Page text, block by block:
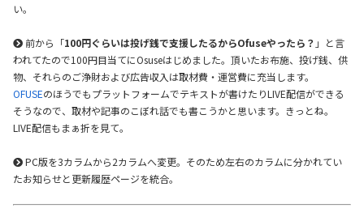
い。
前から「100円ぐらいは投げ銭で支援したるからOfuseやったら？ 」と言
われてたので100円目当てにOsuseはじめました。頂いたお布施、投げ銭、供
物、それらのご浄財および広告収入は取材費・運営費に充当します。
OFUSEのほうでもプラットフォームでテキストが書けたりLIVE配信ができる
そうなので、取材や記事のこぼれ話でも書こうかと思います。きっとね。
LIVE配信もまぁ折を見て。
PC版を3カラムから2カラムへ変更。そのため左右のカラムに分かれてい
たお知らせと更新履歴ページを統合。